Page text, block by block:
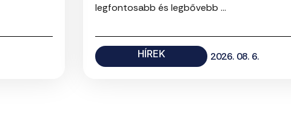
legfontosabb és legbővebb ...
HÍREK 2026. 08. 6.